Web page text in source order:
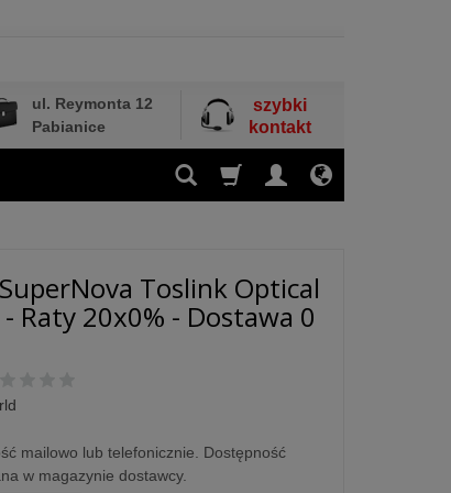
ul. Reymonta 12
Pabianice
szybki
kontakt
Toslink Optical
Raty 20x0% - Dostawa 0
mailowo lub telefonicznie. Dostępność
w magazynie dostawcy.